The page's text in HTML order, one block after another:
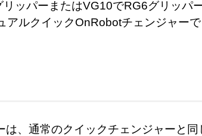
ッパーまたはVG10でRG6グリッパ
ルクイックOnRobotチェンジャー
、通常のクイックチェンジャーと